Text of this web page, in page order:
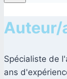
Auteur/
Spécialiste de
ans